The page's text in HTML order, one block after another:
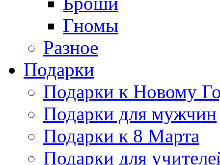
Гномы
Разное
Подарки
Подарки к Новому
Подарки для мужчин
Подарки к 8 Марта
Подарки для